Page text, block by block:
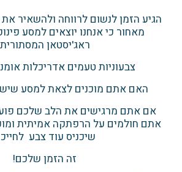
הגיע הזמן לנשום לרווחה ולהשאיר
מאחור כי אנחנו יוצאים למסע
ראג'יסטאן המסתורית
צבעוניות טעמים אדריכלות
האם אתם מוכנים לצאת למסע
אם אתם מרגישים את הלב שלכם
אתם חולמים על הרפתקה אמיתית
שיכניס עוד צבע
זה הזמן שלכם!